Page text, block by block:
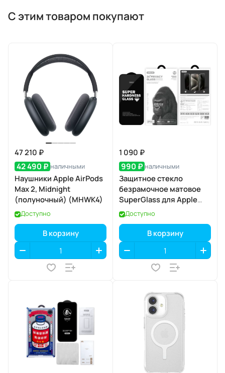
С этим товаром покупают
47 210 ₽
42 490 ₽ наличными
Наушники Apple AirPods
Max 2, Midnight
(полуночный) (MHWK4)
Доступно
В корзину
1 090 ₽
990 ₽ наличными
Защитное стекло
безрамочное матовое
SuperGlass для Apple
iPhone 17 / 16 Pro
Доступно
В корзину